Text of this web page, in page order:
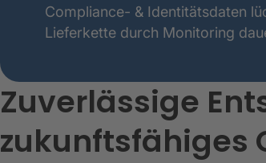
Compliance- & Identitätsdaten
Lieferkette durch Monitoring
Zuverlässige
zukunftsfähiges